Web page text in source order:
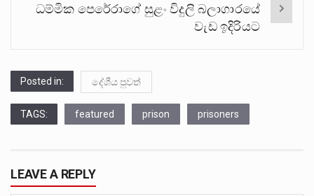
ධම්මික පෙරේරාගේ සුළං විදුලි බලාගාරයේ
වැඩ ඉදිරියට
Posted in: දේශීය පුවත්
TAGS: featured prison prisoners
LEAVE A REPLY